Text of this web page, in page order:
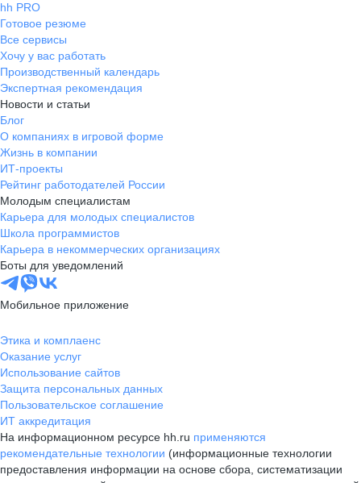
hh PRO
Готовое резюме
Все сервисы
Хочу у вас работать
Производственный календарь
Экспертная рекомендация
Новости и статьи
Блог
О компаниях в игровой форме
Жизнь в компании
ИТ-проекты
Рейтинг работодателей России
Молодым специалистам
Карьера для молодых специалистов
Школа программистов
Карьера в некоммерческих организациях
Боты для уведомлений
Мобильное приложение
Этика и комплаенс
Оказание услуг
Использование сайтов
Защита персональных данных
Пользовательское соглашение
ИТ аккредитация
На информационном ресурсе hh.ru применяются
рекомендательные технологии (информационные технологии
предоставления информации на основе сбора, систематизации